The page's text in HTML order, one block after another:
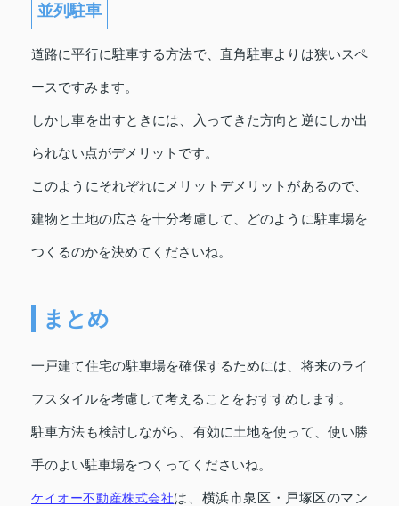
並列駐車
道路に平行に駐車する方法で、直角駐車よりは狭いスペ
ースですみます。
しかし車を出すときには、入ってきた方向と逆にしか出
られない点がデメリットです。
このようにそれぞれにメリットデメリットがあるので、
建物と土地の広さを十分考慮して、どのように駐車場を
つくるのかを決めてくださいね。
まとめ
一戸建て住宅の駐車場を確保するためには、将来のライ
フスタイルを考慮して考えることをおすすめします。
駐車方法も検討しながら、有効に土地を使って、使い勝
手のよい駐車場をつくってくださいね。
ケイオー不動産株式会社は、横浜市泉区・戸塚区のマン